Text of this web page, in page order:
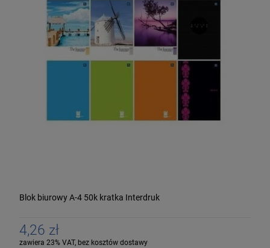
Blok biurowy A-4 50k kratka Interdruk
4,26 zł
zawiera 23% VAT, bez kosztów dostawy